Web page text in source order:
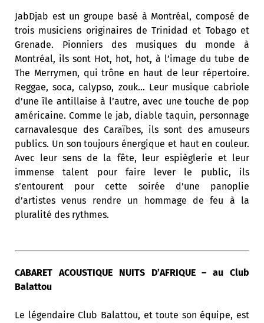
JabDjab est un groupe basé à Montréal, composé de
trois musiciens originaires de Trinidad et Tobago et
Grenade. Pionniers des musiques du monde à
Montréal, ils sont Hot, hot, hot, à l’image du tube de
The Merrymen, qui trône en haut de leur répertoire.
Reggae, soca, calypso, zouk… Leur musique cabriole
d’une île antillaise à l’autre, avec une touche de pop
américaine. Comme le jab, diable taquin, personnage
carnavalesque des Caraïbes, ils sont des amuseurs
publics. Un son toujours énergique et haut en couleur.
Avec leur sens de la fête, leur espièglerie et leur
immense talent pour faire lever le public, ils
s’entourent pour cette soirée d’une panoplie
d’artistes venus rendre un hommage de feu à la
pluralité des rythmes.
CABARET ACOUSTIQUE NUITS D’AFRIQUE – au Club
Balattou
Le légendaire Club Balattou, et toute son équipe, est